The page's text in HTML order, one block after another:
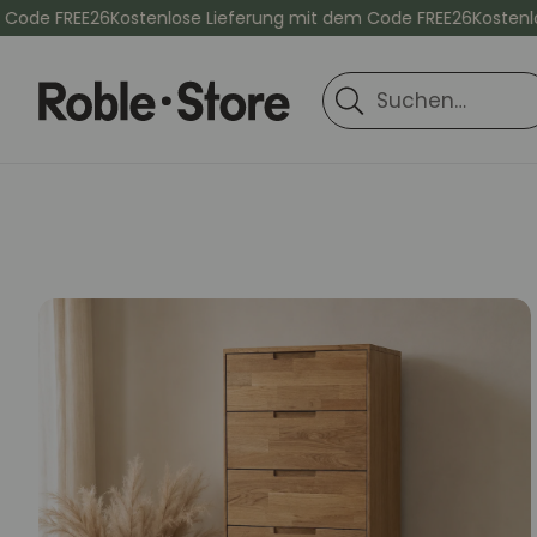
Kostenlose Lieferung mit dem Code FREE26Kostenlose
Suche